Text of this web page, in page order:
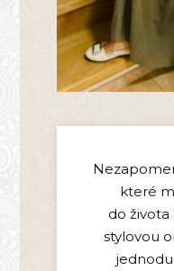
které
do
stylovou